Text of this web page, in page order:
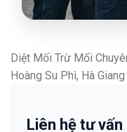
Diệt Mối Trừ Mối
Hoàng Su Phì, Hà Giang
Liên hệ tư